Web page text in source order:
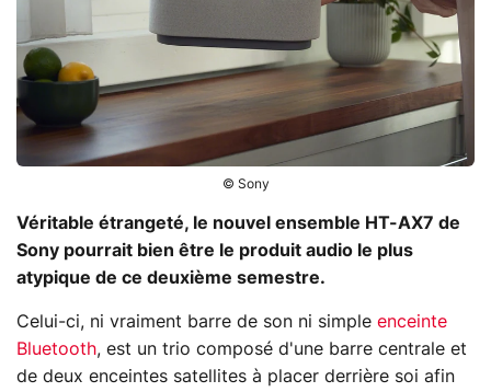
© Sony
Véritable étrangeté, le nouvel ensemble HT-AX7 de
Sony pourrait bien être le produit audio le plus
atypique de ce deuxième semestre.
Celui-ci, ni vraiment barre de son ni simple enceinte
Bluetooth, est un trio composé d'une barre centrale et
de deux enceintes satellites à placer derrière soi afin